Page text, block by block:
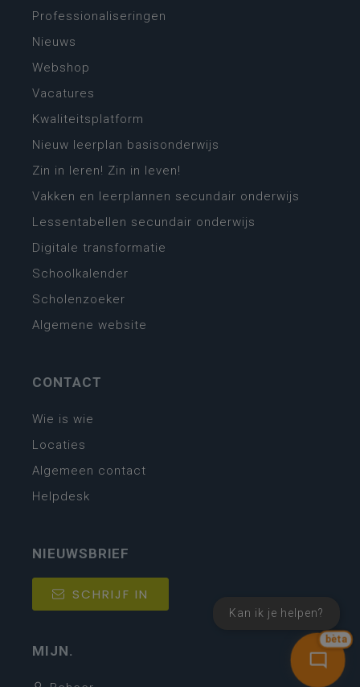
bèta
Kan ik je helpen?
Professionaliseringen
Nieuws
Webshop
Vacatures
Kwaliteitsplatform
Nieuw leerplan basisonderwijs
Zin in leren! Zin in leven!
Vakken en leerplannen secundair onderwijs
Lessentabellen secundair onderwijs
Digitale transformatie
Schoolkalender
Scholenzoeker
Algemene website
CONTACT
Wie is wie
Locaties
Algemeen contact
Helpdesk
NIEUWSBRIEF
SCHRIJF IN
MIJN.